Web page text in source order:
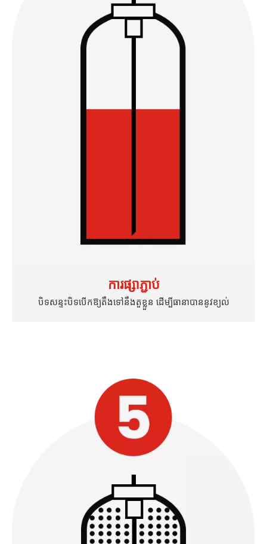
ការផ្សាភ្ជាប់
បិទសន្ទះបិទបើកឱ្យតឹងទៅនឹងតួខ្លួន ដើម្បីធានាបាននូវខ្យល់